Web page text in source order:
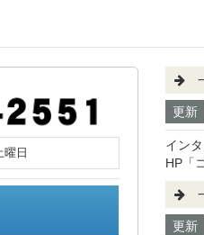
曜日
更新
イン
HP「
更新